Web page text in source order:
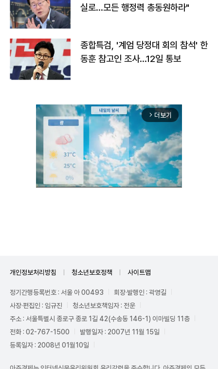
실로…모든 행정력 총동원하라"
종합특검, '계엄 당정대 회의 참석' 한
동훈 참고인 조사...12일 통보
arrow_forward_ios 더보기
개인정보처리방침 청소년보호정책 사이트맵
정기간행등록번호 : 서울 아 00493
회장·발행인 : 곽영길
사장·편집인 : 임규진
청소년보호책임자 : 전운
주소 : 서울특별시 종로구 종로 1길 42(수송동 146-1) 이마빌딩 11층
전화 : 02-767-1500
발행일자 : 2007년 11월 15일
등록일자 : 2008년 01월10일